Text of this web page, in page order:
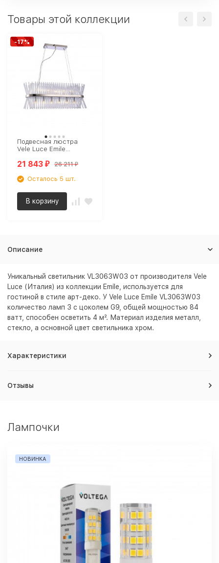
Товары этой коллекции
-17%
Подвесная люстра
Vele Luce Emile
21 843 ₽ 26 211₽
Осталось 5 шт.
В корзину
Описание
Уникальный светильник VL3063W03 от производителя Vele
Luce (Италия) из коллекции Emile, используется для
гостиной в стиле арт-деко. У Vele Luce Emile VL3063W03
количество ламп 3 с цоколем G9, общей мощностью 84
ватт, способен осветить 4 м². Материал изделия металл,
стекло, а основной цвет светильника хром.
Характеристики
Отзывы
Лампочки
НОВИНКА